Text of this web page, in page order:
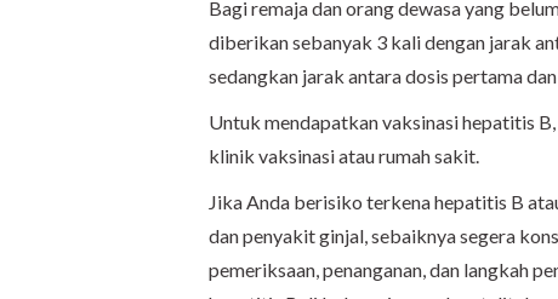
Bagi remaja dan orang dewasa yang
diberikan sebanyak 3 kali dengan jarak
sedangkan jarak antara dosis pertama
Untuk mendapatkan vaksinasi hepatitis
klinik vaksinasi atau rumah sakit.
Jika Anda berisiko terkena hepatitis B
dan penyakit ginjal, sebaiknya segera
pemeriksaan, penanganan, dan langkah